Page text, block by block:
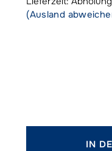
(Ausland
IN